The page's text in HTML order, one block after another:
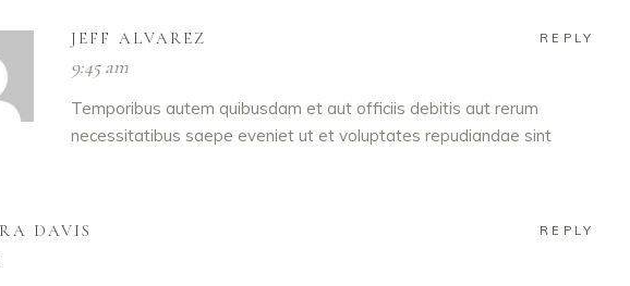
JEFF ALVAREZ REPLY
9:45 am
Temporibus autem quibusdam et aut officiis debitis aut rerum
necessitatibus saepe eveniet ut et voluptates repudiandae sint
DAVIS REPLY